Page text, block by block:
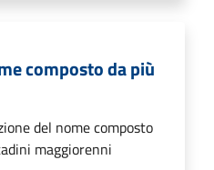
composto da più
del nome composto
maggiorenni